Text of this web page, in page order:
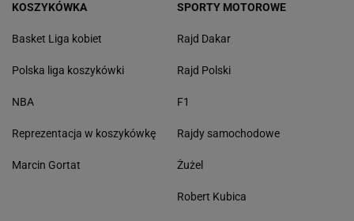
KOSZYKÓWKA
Basket Liga kobiet
Polska liga koszykówki
NBA
Reprezentacja w koszykówkę
Marcin Gortat
SPORTY MOTOROWE
Rajd Dakar
Rajd Polski
F1
Rajdy samochodowe
Żużel
Robert Kubica